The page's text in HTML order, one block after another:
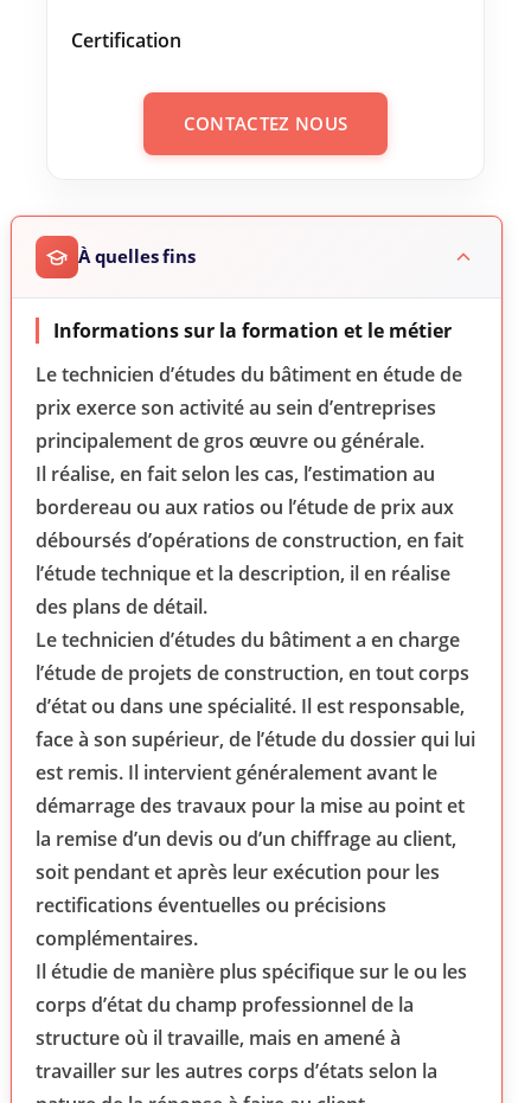
À quelles fins
Informations sur la formation et le métier
Le technicien d’études du bâtiment en étude de
prix exerce son activité au sein d’entreprises
principalement de gros œuvre ou ­générale.
Il réalise, en fait selon les cas, l’estimation au
bordereau ou aux ratios ou l’étude de prix aux
déboursés d’opérations de construction, en fait
l’étude technique et la description, il en réalise
des plans de détail.
Le technicien d’études du bâtiment a en charge
l’étude de projets de construction, en tout corps
d’état ou dans une spécialité. Il est responsable,
face à son supérieur, de l’étude du dossier qui lui
est remis. Il intervient ­généralement avant le
démarrage des travaux pour la mise au point et
la remise d’un devis ou d’un chiffrage au client,
soit pendant et après leur exécution pour les
rectifications éventuelles ou précisions
complémentaires.
Il étudie de manière plus spécifique sur le ou les
corps d’état du champ professionnel de la
structure où il travaille, mais en amené à
travailler sur les autres corps d’états selon la
Certification
CONTACTEZ NOUS